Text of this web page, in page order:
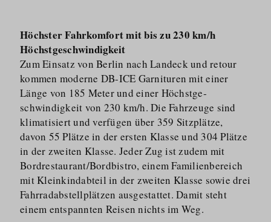
Höchster Fahrkomfort mit bis zu 230 km/h
Höchstgeschwindigkeit
Zum Einsatz von Berlin nach Landeck und retour
kommen moderne DB-ICE Garnituren mit einer
Länge von 185 Meter und einer Höchstge­
schwindigkeit von 230 km/​h. Die Fahrzeuge sind
klimatisiert und verfügen über 359 Sitzplätze,
davon 55 Plätze in der ersten Klasse und 304 Plätze
in der zweiten Klasse. Jeder Zug ist zudem mit
Bordrestaurant/​Bordbistro, einem Familienbereich
mit Kleinkindabteil in der zweiten Klasse sowie drei
Fahrradab­stellplätzen ausgestattet. Damit steht
einem entspannten Reisen nichts im Weg.